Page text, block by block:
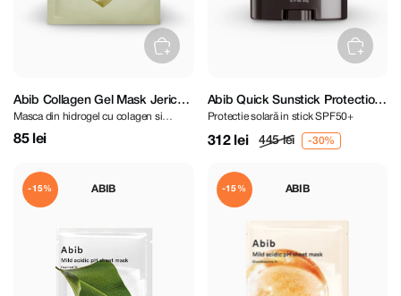
Abib Collagen Gel Mask Jericho
Rose Jelly
Masca din hidrogel cu colagen si
extract de Jericho
85 lei
Abib Quick Sunstick Protection
Bar SPF50+ PA++++ 22 g
Protectie solară in stick SPF50+
312 lei 445 lei
ABIB
-15% ABIB
-15%